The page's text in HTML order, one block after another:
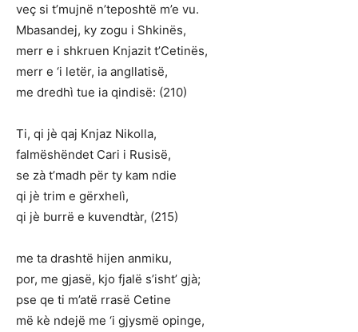
veç si t’mujnë n’teposhtë m’e vu.
Mbasandej, ky zogu i Shkinës,
merr e i shkruen Knjazit t’Cetinës,
merr e ‘i letër, ia angllatisë,
me dredhì tue ia qindisë: (210)
Ti, qi jè qaj Knjaz Nikolla,
falmëshëndet Cari i Rusisë,
se zà t’madh për ty kam ndie
qi jè trim e gërxhelì,
qi jè burrë e kuvendtàr, (215)
me ta drashtë hijen anmiku,
por, me gjasë, kjo fjalë s’isht’ gjà;
pse qe ti m’atë rrasë Cetine
më kè ndejë me ‘i gjysmë opinge,